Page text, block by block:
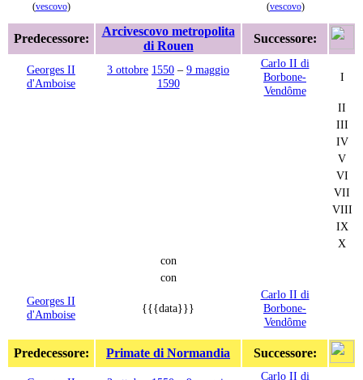
(vescovo) (vescovo)
Predecessore:
Arcivescovo metropolita
di Rouen
Successore:
Georges II
d'Amboise
3 ottobre 1550 – 9 maggio
1590
Carlo II di
Borbone-
Vendôme
I
II
III
IV
V
VI
VII
VIII
IX
X
con
con
Georges II
d'Amboise
{{{data}}}
Carlo II di
Borbone-
Vendôme
Predecessore: Primate di Normandia Successore:
Carlo II di